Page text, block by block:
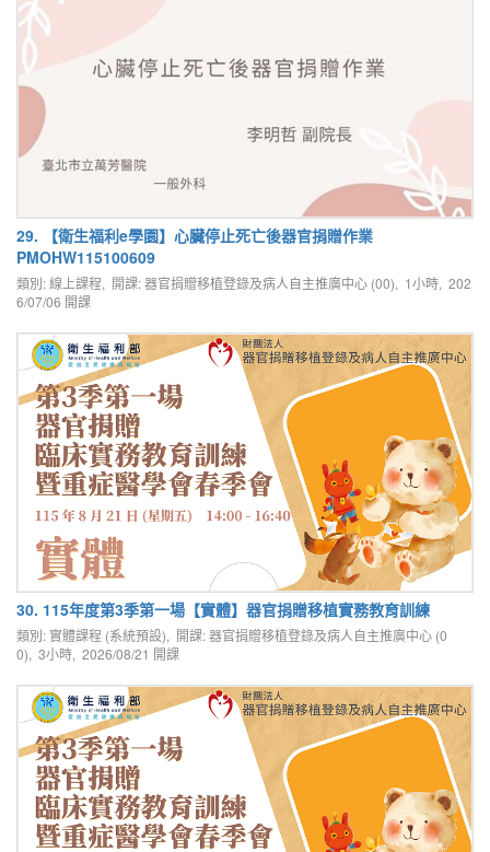
29. 【衛生福利e學園】心臟停止死亡後器官捐贈作業
PMOHW115100609
類別: 線上課程, 開課: 器官捐贈移植登錄及病人自主推廣中心 (00), 1小時, 202
6/07/06 開課
30. 115年度第3季第一場【實體】器官捐贈移植實務教育訓練
類別: 實體課程 (系統預設), 開課: 器官捐贈移植登錄及病人自主推廣中心 (0
0), 3小時, 2026/08/21 開課